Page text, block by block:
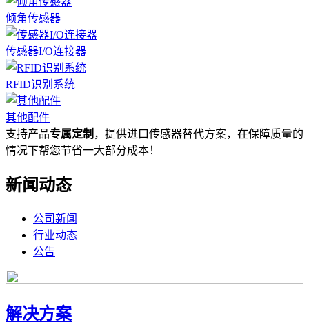
倾角传感器
传感器I/O连接器
RFID识别系统
其他配件
支持产品专属定制 ，提供进口传感器替代方案，在保障质量的
情况下帮您节省一大部分成本！
新闻动态
公司新闻
行业动态
公告
解决方案